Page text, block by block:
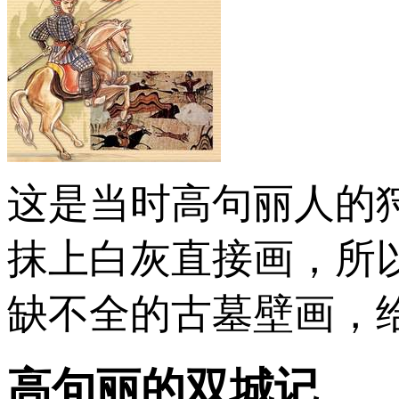
这是当时高句丽人的
抹上白灰直接画，所
缺不全的古墓壁画，